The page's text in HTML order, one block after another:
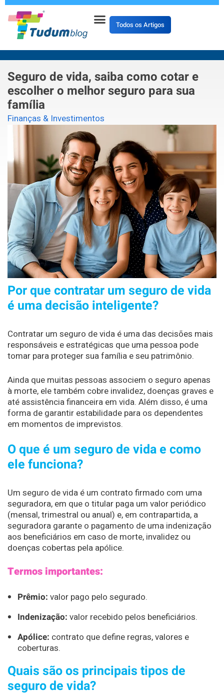
Todos os Artigos
Seguro de vida, saiba como cotar e
escolher o melhor seguro para sua
família
Finanças & Investimentos
Por que contratar um seguro de vida
é uma decisão inteligente?
Contratar um seguro de vida é uma das decisões mais
responsáveis e estratégicas que uma pessoa pode
tomar para proteger sua família e seu patrimônio.
Ainda que muitas pessoas associem o seguro apenas
à morte, ele também cobre invalidez, doenças graves e
até assistência financeira em vida. Além disso, é uma
forma de garantir estabilidade para os dependentes
em momentos de imprevistos.
O que é um seguro de vida e como
ele funciona?
Um seguro de vida é um contrato firmado com uma
seguradora, em que o titular paga um valor periódico
(mensal, trimestral ou anual) e, em contrapartida, a
seguradora garante o pagamento de uma indenização
aos beneficiários em caso de morte, invalidez ou
doenças cobertas pela apólice.
Termos importantes:
Prêmio: valor pago pelo segurado.
Indenização: valor recebido pelos beneficiários.
Apólice: contrato que define regras, valores e
coberturas.
Quais são os principais tipos de
seguro de vida?